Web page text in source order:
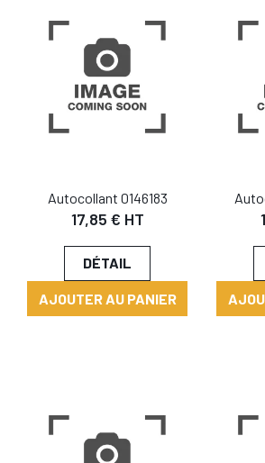
Autocollant 0146183
17,85 € HT
DÉTAIL
AJOUTER AU PANIER